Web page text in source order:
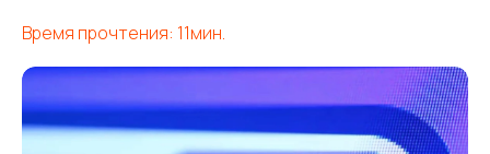
Время прочтения: 11мин.